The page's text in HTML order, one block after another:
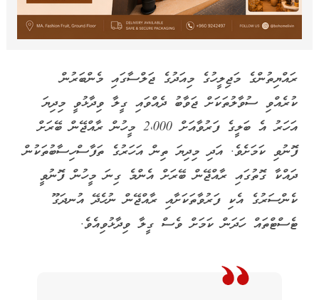
ރައްޔިތުންގެ މަޖިލީހުގެ މިއަދުގެ ޖަލްސާގައި މެންބަރުން
ކުރެއްވި ސުވާލުތަކަށް ޖަވާބު ދެއްވައި ގީލާ ވިދާޅުވީ މިދިޔަ
އަހަރު އެ ބަލީގެ ފަރުވާއަށް 2،000 މީހުން ރާއްޖޭން ބޭރަށް
ފޮނުވި ކަމަށެވެ. އަދި މިދިޔަ ތިން އަހަރުގެ ތަފާސްހިސާބުތަކުން
ދައްކާ ގޮތުގައި ރާއްޖޭން ބޭރަށް އެންމެ ގިނަ މީހުން ފޮނުވީ
ކެންސަރުގެ އެކި ފަރުވާތަކަށާއި ރާއްޖޭން ނުހެދޭ އުނދަގޫ
ޓެސްޓްތައް ހަދަން ކަމަށް ވެސް ގީލާ ވިދާޅުވިއެވެ.